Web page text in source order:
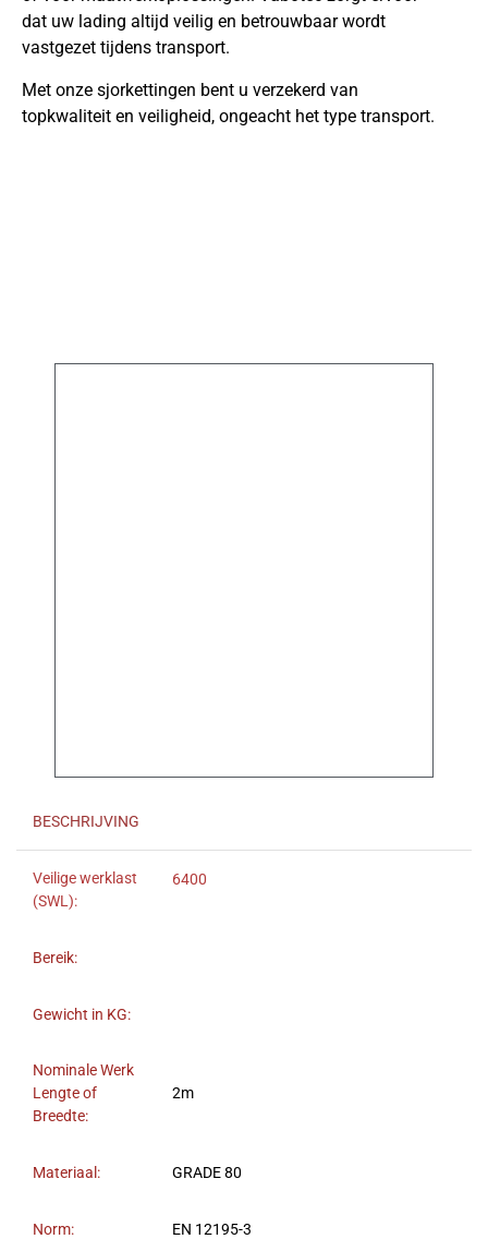
dat uw lading altijd veilig en betrouwbaar wordt
vastgezet tijdens transport.
Met onze sjorkettingen bent u verzekerd van
topkwaliteit en veiligheid, ongeacht het type transport.
BESCHRIJVING
Veilige werklast
(SWL):
6400
Bereik:
Gewicht in KG:
Nominale Werk
Lengte of
Breedte:
2m
Materiaal: GRADE 80
Norm: EN 12195-3